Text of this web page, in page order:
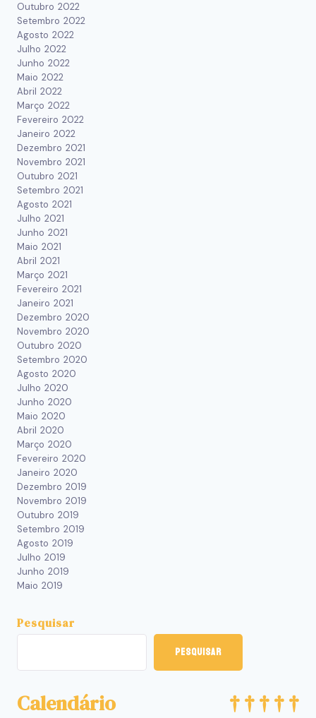
Outubro 2022
Setembro 2022
Agosto 2022
Julho 2022
Junho 2022
Maio 2022
Abril 2022
Março 2022
Fevereiro 2022
Janeiro 2022
Dezembro 2021
Novembro 2021
Outubro 2021
Setembro 2021
Agosto 2021
Julho 2021
Junho 2021
Maio 2021
Abril 2021
Março 2021
Fevereiro 2021
Janeiro 2021
Dezembro 2020
Novembro 2020
Outubro 2020
Setembro 2020
Agosto 2020
Julho 2020
Junho 2020
Maio 2020
Abril 2020
Março 2020
Fevereiro 2020
Janeiro 2020
Dezembro 2019
Novembro 2019
Outubro 2019
Setembro 2019
Agosto 2019
Julho 2019
Junho 2019
Maio 2019
Pesquisar
Pesquisar
Calendário